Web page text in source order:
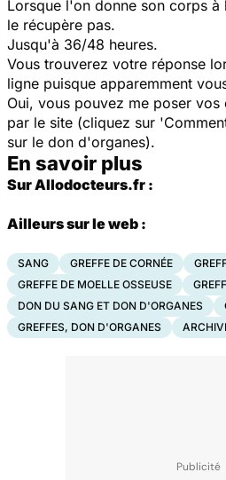
Lorsque l'on donne son corps à
le récupère pas.
Jusqu'à 36/48 heures.
Vous trouverez votre réponse
ligne puisque apparemment
Oui, vous pouvez me poser vos
par le site (cliquez sur
sur le don d'organes).
En savoir plus
Sur Allodocteurs.fr :
Ailleurs sur le web :
SANG GREFFE DE CORNÉE
GREFFE DE MOELLE OSSEUSE
DON DU SANG ET DON D'ORGANES
GREFFES, DON D'ORGANES